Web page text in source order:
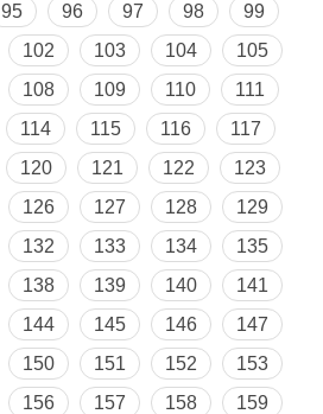
95 96 97 98
99
102 103 104
105
108 109 110
111
114 115 116
117
120 121 122
123
126 127 128
129
132 133 134
135
138 139 140
141
144 145 146
147
150 151 152
153
156 157 158
159